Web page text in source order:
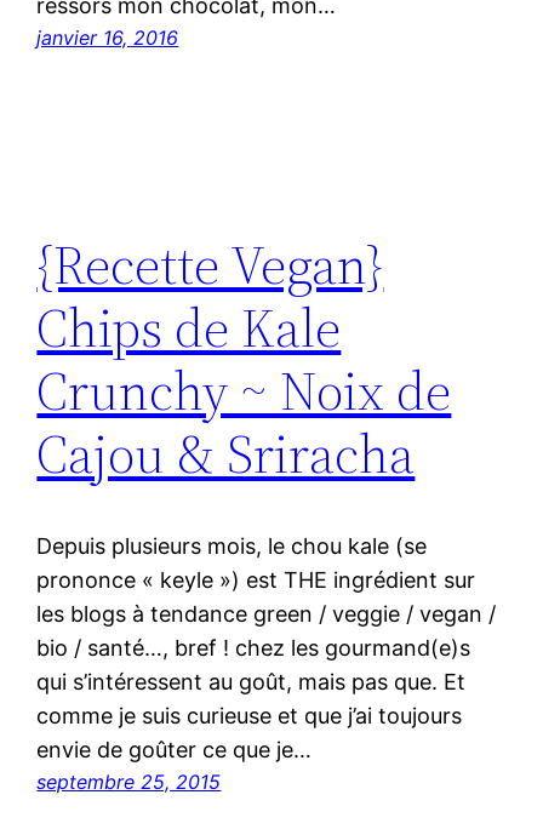
ressors mon chocolat, mon…
janvier 16, 2016
{Recette Vegan}
Chips de Kale
Crunchy ~ Noix de
Cajou & Sriracha
Depuis plusieurs mois, le chou kale (se
prononce « keyle ») est THE ingrédient sur
les blogs à tendance green / veggie / vegan /
bio / santé…, bref ! chez les gourmand(e)s
qui s’intéressent au goût, mais pas que. Et
comme je suis curieuse et que j’ai toujours
envie de goûter ce que je…
septembre 25, 2015